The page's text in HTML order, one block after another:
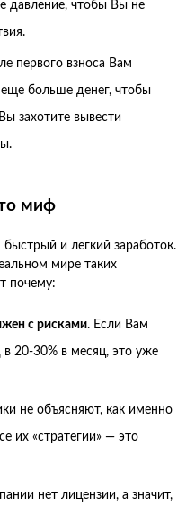
давление, чтобы Вы не
первого взноса Вам
больше денег, чтобы
захотите вывести
миф
и легкий заработок.
мире таких
почему:
с рисками. Если Вам
20-30% в месяц, это уже
не объясняют, как именно
их «стратегии» — это
нет лицензии, а значит,